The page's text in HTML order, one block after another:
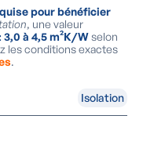
pour bénéficier
, une valeur
3,0 à 4,5 m²K/Wselon
les conditions exactes
.
Isolation